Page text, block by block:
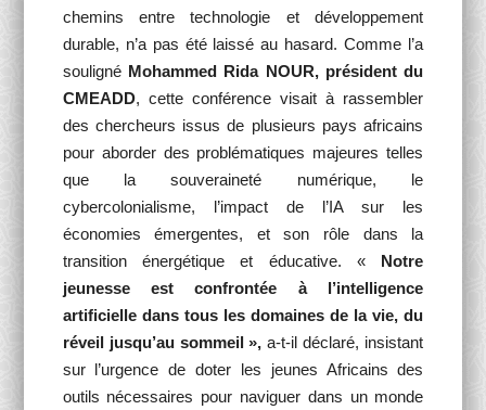
chemins entre technologie et développement
durable, n’a pas été laissé au hasard. Comme l’a
souligné Mohammed Rida NOUR, président du
CMEADD, cette conférence visait à rassembler
des chercheurs issus de plusieurs pays africains
pour aborder des problématiques majeures telles
que la souveraineté numérique, le
cybercolonialisme, l’impact de l’IA sur les
économies émergentes, et son rôle dans la
transition énergétique et éducative. « Notre
jeunesse est confrontée à l’intelligence
artificielle dans tous les domaines de la vie, du
réveil jusqu’au sommeil », a-t-il déclaré, insistant
sur l’urgence de doter les jeunes Africains des
outils nécessaires pour naviguer dans un monde